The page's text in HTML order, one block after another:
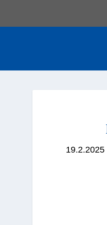
19.2.2025|